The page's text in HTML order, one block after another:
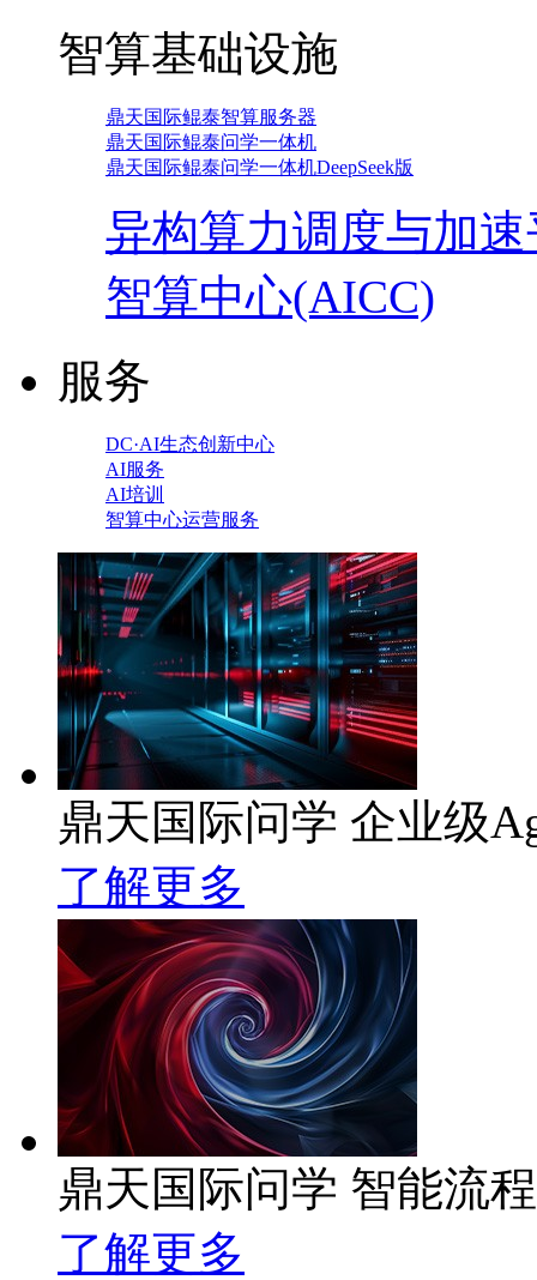
智算基础设施
鼎天国际鲲泰智算服务器
鼎天国际鲲泰问学一体机
鼎天国际鲲泰问学一体机DeepSeek版
异构算力调度与加
智算中心(AICC)
服务
DC·AI生态创新中心
AI服务
AI培训
智算中心运营服务
鼎天国际问学 企业级
了解更多
鼎天国际问学 智能流
了解更多